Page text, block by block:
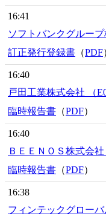
16:41
ソフトバンクグループ
訂正発行登録書 （PDF
16:40
戸田工業株式会社 （
臨時報告書 （PDF）
16:40
ＢＥＥＮＯＳ株式会社
臨時報告書 （PDF）
16:38
フィンテックグローバ